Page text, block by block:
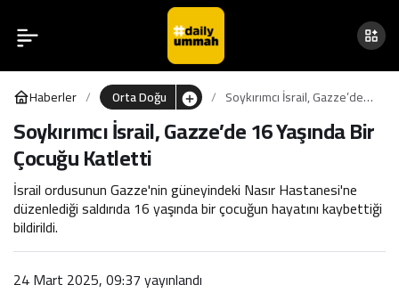
Haberler Orta Doğu
Soykırımcı İsrail, Gazze’de
16 Yaşında Bir Çocuğu
Katletti
Soykırımcı İsrail, Gazze’de 16 Yaşında Bir
Çocuğu Katletti
İsrail ordusunun Gazze'nin güneyindeki Nasır Hastanesi'ne
düzenlediği saldırıda 16 yaşında bir çocuğun hayatını kaybettiği
bildirildi.
24 Mart 2025, 09:37yayınlandı
Soykırımcı İsrail, Gazze’de
16 Yaşında Bir Çocuğu
Katletti
0